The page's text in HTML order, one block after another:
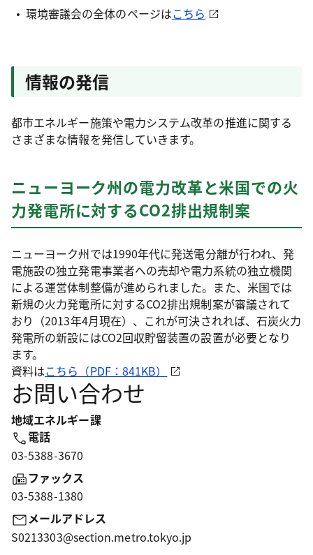
環境審議会の全体のページはこちら
情報の発信
都市エネルギー施策や電力システム改革の推進に関する
さまざまな情報を発信していきます。
ニューヨーク州の電力改革と米国での火
力発電所に対するCO2排出規制案
ニューヨーク州では1990年代に発送電分離が行われ、発
電施設の独立発電事業者への売却や電力系統の独立機関
による運営体制整備が進められました。また、米国では
新規の火力発電所に対するCO2排出規制案が審議されて
おり（2013年4月現在）、これが可決されれば、石炭火力
発電所の新設にはCO2回収貯留装置の設置が必要となり
ます。
資料はこちら（PDF：841KB）
お問い合わせ
地域エネルギー課
電話
03-5388-3670
ファックス
03-5388-1380
メールアドレス
S0213303@section.metro.tokyo.jp